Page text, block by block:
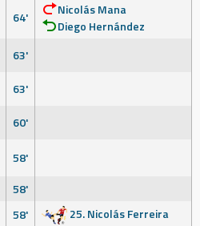
64'
Nicolás Mana
Diego Hernández
63'
63'
60'
58'
58'
58'
25. Nicolás Ferreira